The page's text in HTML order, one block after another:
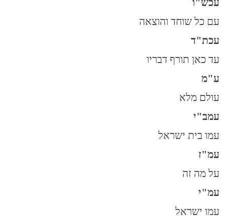
עכש"ו
עם כל שוחד והוצאה
עכת"ד
עד כאן תורף דבריו
ע"מ
עולם מלא
עמב"י
עמו בית ישראל
עמ"ז
על מה זה
עמ"י
עמו ישראל